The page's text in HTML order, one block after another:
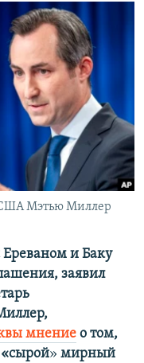
США Мэтью Миллер
и Баку
заявил
мнение о том,
» мирный